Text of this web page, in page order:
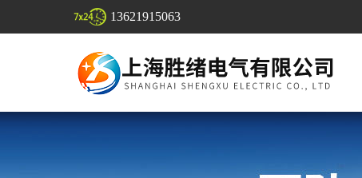
13621915063